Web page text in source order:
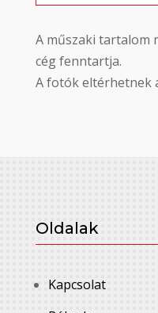
A műszaki tartalom
cég fenntartja.
A fotók eltérhetnek
Oldalak
Kapcsolat